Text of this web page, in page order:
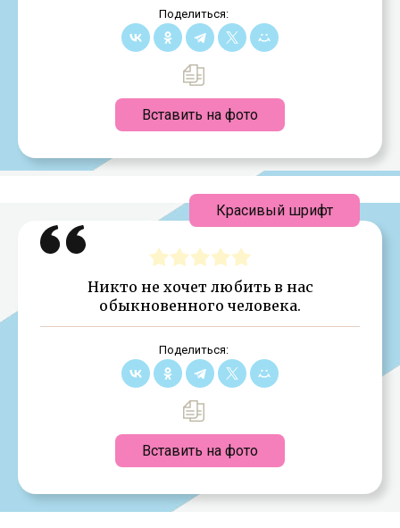
Поделиться:
Вставить на фото
Никто не хочет любить в нас
обыкновенного человека.
Поделиться:
Вставить на фото
Красивый шрифт